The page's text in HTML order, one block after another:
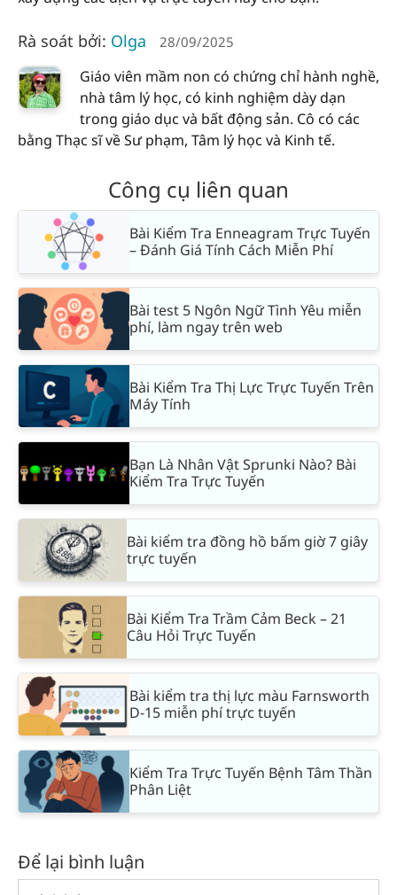
Rà soát bởi: Olga 28/09/2025
Giáo viên mầm non có chứng chỉ hành nghề,
nhà tâm lý học, có kinh nghiệm dày dạn
trong giáo dục và bất động sản. Cô có các
bằng Thạc sĩ về Sư phạm, Tâm lý học và Kinh tế.
Công cụ liên quan
Bài Kiểm Tra Enneagram Trực Tuyến
– Đánh Giá Tính Cách Miễn Phí
Bài test 5 Ngôn Ngữ Tình Yêu miễn
phí, làm ngay trên web
Bài Kiểm Tra Thị Lực Trực Tuyến Trên
Máy Tính
Bạn Là Nhân Vật Sprunki Nào? Bài
Kiểm Tra Trực Tuyến
Bài kiểm tra đồng hồ bấm giờ 7 giây
trực tuyến
Bài Kiểm Tra Trầm Cảm Beck – 21
Câu Hỏi Trực Tuyến
Bài kiểm tra thị lực màu Farnsworth
D-15 miễn phí trực tuyến
Kiểm Tra Trực Tuyến Bệnh Tâm Thần
Phân Liệt
Để lại bình luận